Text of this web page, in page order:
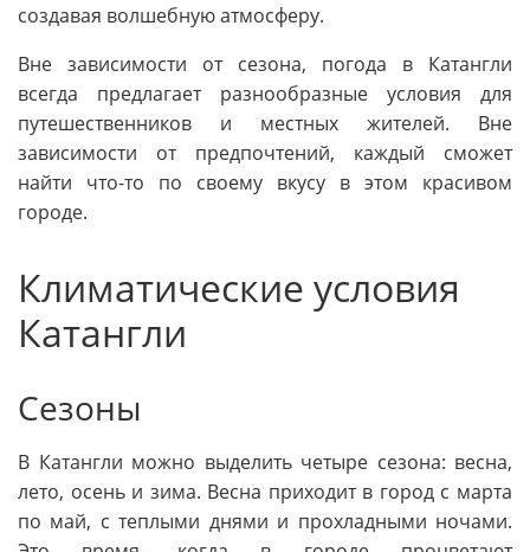
создавая волшебную атмосферу.
Вне зависимости от сезона, погода в Катангли
всегда предлагает разнообразные условия для
путешественников и местных жителей. Вне
зависимости от предпочтений, каждый сможет
найти что-то по своему вкусу в этом красивом
городе.
Климатические условия
Катангли
Сезоны
В Катангли можно выделить четыре сезона: весна,
лето, осень и зима. Весна приходит в город с марта
по май, с теплыми днями и прохладными ночами.